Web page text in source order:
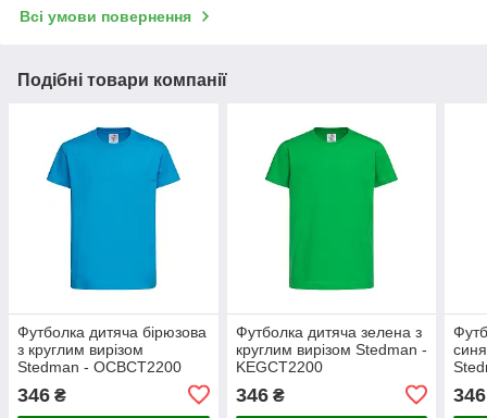
Всі умови повернення
Подібні товари компанії
Футболка дитяча бірюзова
з круглим вирізом
Stedman - OCBCT2200
346 ₴
Футболка дитяча зелена з
круглим вирізом Stedman -
KEGCT2200
346₴ 346